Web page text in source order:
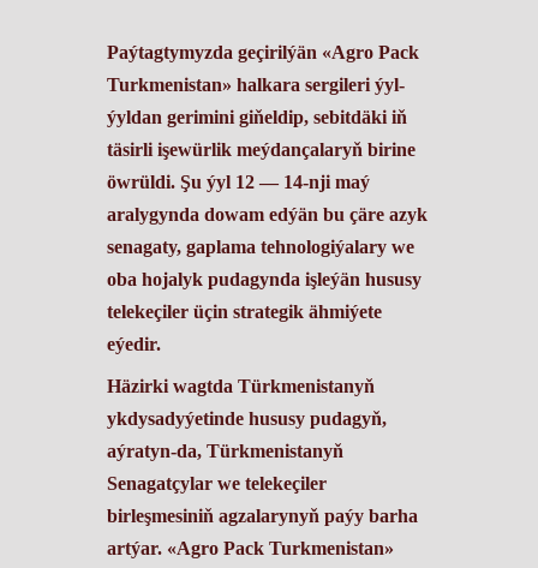
Paýtagtymyzda geçirilýän «Agro Pack
Turkmenistan» halkara sergileri ýyl-
ýyldan gerimini giňeldip, sebitdäki iň
täsirli işewürlik meýdançalaryň birine
öwrüldi. Şu ýyl 12 — 14-nji maý
aralygynda dowam edýän bu çäre azyk
senagaty, gaplama tehnologiýalary we
oba hojalyk pudagynda işleýän hususy
telekeçiler üçin strategik ähmiýete
eýedir.
​Häzirki wagtda Türkmenistanyň
ykdysadyýetinde hususy pudagyň,
aýratyn-da, Türkmenistanyň
Senagatçylar we telekeçiler
birleşmesiniň agzalarynyň paýy barha
artýar. «Agro Pack Turkmenistan»